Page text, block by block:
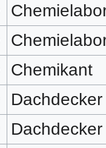
Chemikant
Dachdecker
Dachdecker